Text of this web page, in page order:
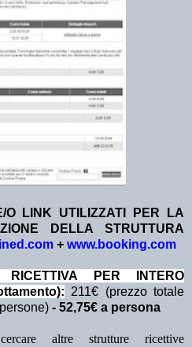
O LINK UTILIZZATI PER LA
DELLA STRUTTURA
+ www.booking.com
RICETTIVA PER INTERO
): 211€ (prezzo totale
- 52,75€ a persona
altre strutture ricettive